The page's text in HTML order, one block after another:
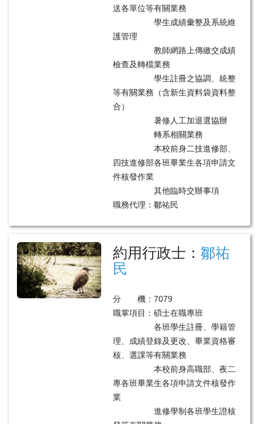
送各單位等有關業務
學生成績彙整及系統維
護管理
教師網路上傳繳交成績
檢查及轉檔業務
學生註冊之協調、統整
等有關業務（含新生資料袋資料整
合）
暑修人工加退選協辦
轉系相關業務
本校前身二技進修部、
四技進修部各班畢業生各項申請文
件核發作業
其他臨時交辦事項
職務代理：鄒祐民
約用行政士： 鄒祐
民
分 機：7079
職掌項目：碩士在職專班
各班學生註冊、學籍管
理、成績登錄及更改、畢業資格審
核、選課等有關業務
本校前身高職部、夜二
專各班畢業生各項申請文件核發作
業
進修學制各班學生證核